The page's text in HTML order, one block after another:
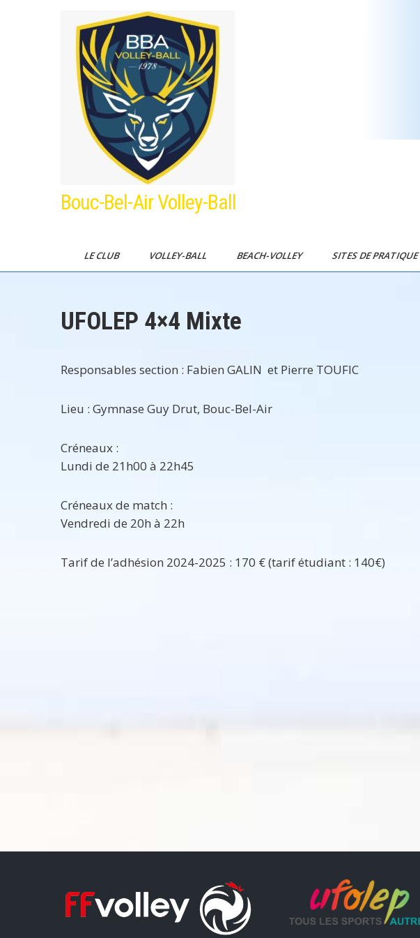
Bouc-Bel-Air Volley-Ball
LE CLUB VOLLEY-BALL BEACH-VOLLEY SITES DE PRATIQUE
UFOLEP 4×4 Mixte
Responsables section : Fabien GALIN et Pierre TOUFIC
Lieu : Gymnase Guy Drut, Bouc-Bel-Air
Créneaux :
Lundi de 21h00 à 22h45
Créneaux de match :
Vendredi de 20h à 22h
Tarif de l’adhésion 2024-2025 : 170 € (tarif étudiant : 140€)